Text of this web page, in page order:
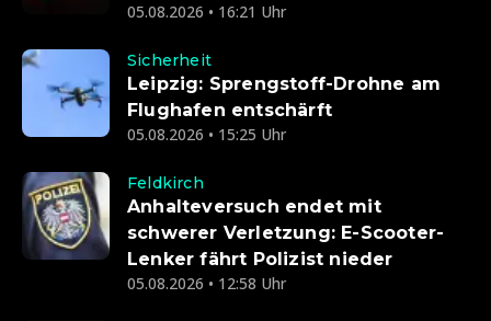
05.08.2026 • 16:21 Uhr
Sicherheit
Leipzig: Sprengstoff-Drohne am
Flughafen entschärft
05.08.2026 • 15:25 Uhr
Feldkirch
Anhalteversuch endet mit
schwerer Verletzung: E-Scooter-
Lenker fährt Polizist nieder
05.08.2026 • 12:58 Uhr